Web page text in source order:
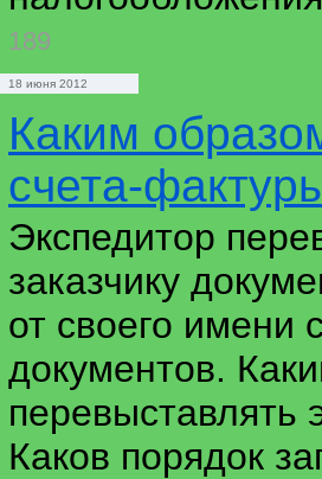
189
18 июня 2012
Каким
счета-
Экспедитор
заказчику
от своего имени
документов.
перевыставлять
Каков порядок